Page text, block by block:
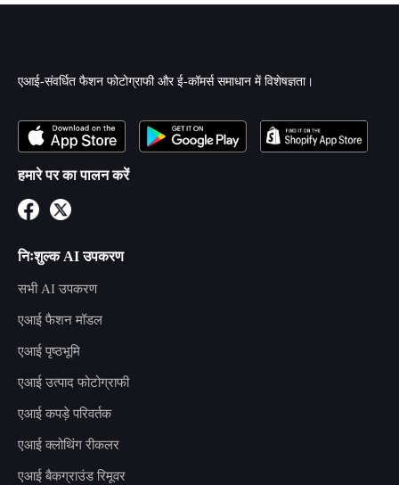
एआई-संवर्धित फैशन फोटोग्राफी और ई-कॉमर्स समाधान में विशेषज्ञता।
हमारे पर का पालन करें
निःशुल्क AI उपकरण
सभी AI उपकरण
एआई फैशन मॉडल
एआई पृष्ठभूमि
एआई उत्पाद फोटोग्राफी
एआई कपड़े परिवर्तक
एआई क्लोथिंग रीकलर
एआई बैकग्राउंड रिमूवर